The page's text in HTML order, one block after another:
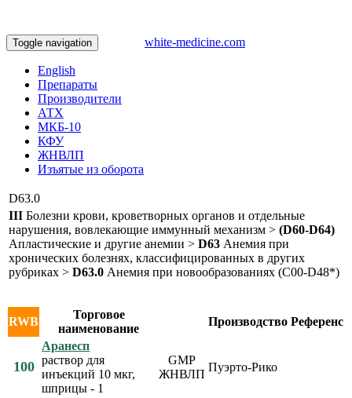
Toggle navigation white-medicine.com
English
Препараты
Производители
АТХ
МКБ-10
КФУ
ЖНВЛП
Изъятые из оборота
D63.0
III Болезни крови, кроветворных органов и отдельные
нарушения, вовлекающие иммунный механизм > (D60-D64)
Апластические и другие анемии > D63 Анемия при
хронических болезнях, классифицированных в других
рубриках > D63.0 Анемия при новообразованиях (С00-D48*)
RWB
Торговое
наименование
Производство Референс
100
Аранесп
раствор для
инъекций 10 мкг,
шприцы - 1
GMP
ЖНВЛП
Пуэрто-Рико